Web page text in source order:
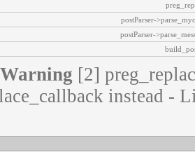
postParser-
postParser-
Warning [2]
instead -